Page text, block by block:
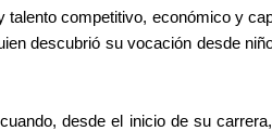
talento competitivo, económico y
descubrió su vocación desde
desde el inicio de su